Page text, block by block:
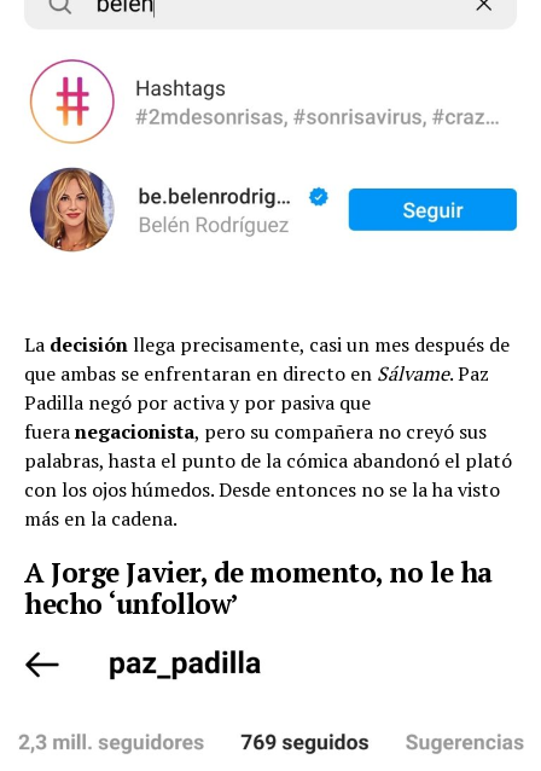
La decisiónllega precisamente, casi un mes después de
que ambas se enfrentaran en directo en Sálvame. Paz
Padilla negó por activa y por pasiva que
fueranegacionista, pero su compañera no creyó sus
palabras, hasta el punto de la cómica abandonó el plató
con los ojos húmedos. Desde entonces no se la ha visto
más en la cadena.
A Jorge Javier, de momento, no le ha
hecho ‘unfollow’